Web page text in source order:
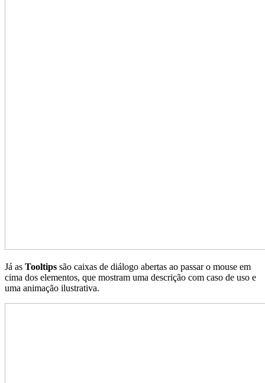
Já as Tooltips são caixas de diálogo abertas ao passar o mouse em
cima dos elementos, que mostram uma descrição com caso de uso e
uma animação ilustrativa.